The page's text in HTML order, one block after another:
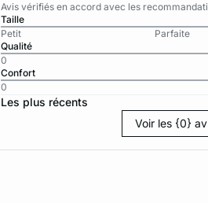
Avis vérifiés en accord avec les
Taille
Petit
Parfaite
Qualité
0
Confort
0
Les plus récents
Voir les {0}